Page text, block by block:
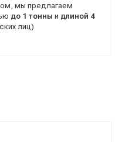
мы предлагаем
до 1 тонны и длиной 4
лиц)